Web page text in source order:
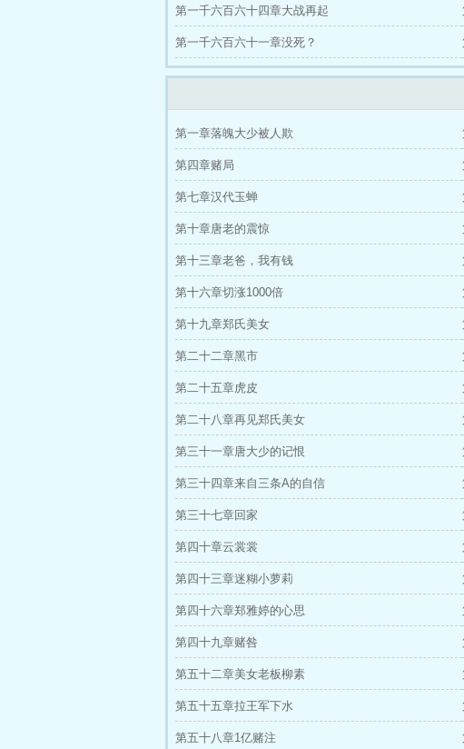
第一千六百六十四章大战再起
第一千六百六十一章没死？
第一章落魄大少被人欺
第四章赌局
第七章汉代玉蝉
第十章唐老的震惊
第十三章老爸，我有钱
第十六章切涨1000倍
第十九章郑氏美女
第二十二章黑市
第二十五章虎皮
第二十八章再见郑氏美女
第三十一章唐大少的记恨
第三十四章来自三条A的自信
第三十七章回家
第四十章云裳裳
第四十三章迷糊小萝莉
第四十六章郑雅婷的心思
第四十九章赌咎
第五十二章美女老板柳素
第五十五章拉王军下水
第五十八章1亿赌注